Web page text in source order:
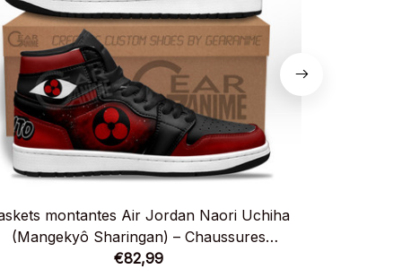
montantes Air Jordan Naori Uchiha
(Mangekyô Sharingan) – Chaussures
montantes Naruto
€82,99